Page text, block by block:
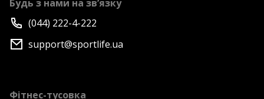
Будь з нами на зв’язку
(044) 222-4-222
support@sportlife.ua
Фітнес-тусовка